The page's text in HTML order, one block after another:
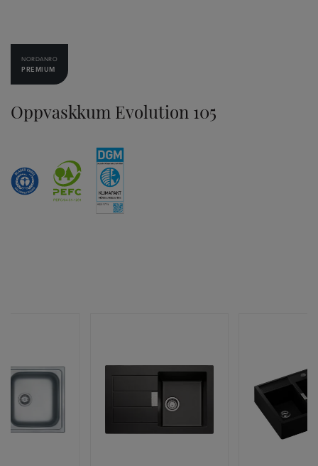
Oppvaskkum Evolution 105
NORDANRO
PREMIUM